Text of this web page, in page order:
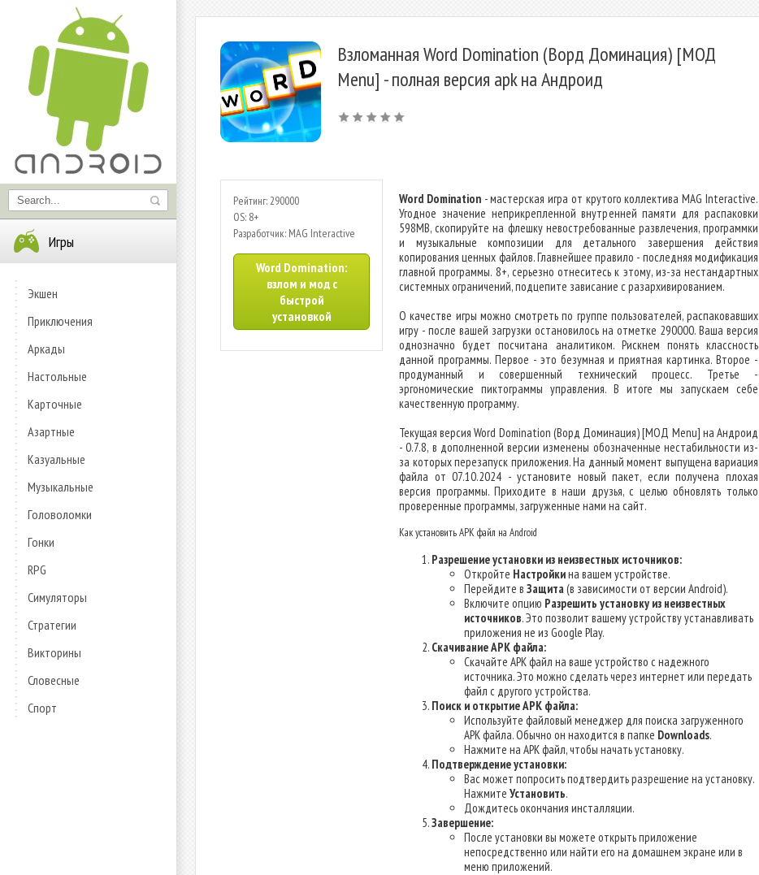
Игры
Экшен
Приключения
Аркады
Настольные
Карточные
Азартные
Казуальные
Музыкальные
Головоломки
Гонки
RPG
Симуляторы
Стратегии
Викторины
Словесные
Спорт
Взломанная Word Domination (Ворд Доминация) [МОД
Menu] - полная версия apk на Андроид
Рейтинг: 290000
OS: 8+
Разработчик: MAG Interactive
Word Domination:
взлом и мод с
быстрой
установкой
Word Domination- мастерская игра от крутого коллектива MAG Interactive.
Угодное значение неприкрепленной внутренней памяти для распаковки
598MB, скопируйте на флешку невостребованные развлечения, программки
и музыкальные композиции для детального завершения действия
копирования ценных файлов. Главнейшее правило - последняя модификация
главной программы. 8+, серьезно отнеситесь к этому, из-за нестандартных
системных ограничений, подцепите зависание с разархивированием.
О качестве игры можно смотреть по группе пользователей, распаковавших
игру - после вашей загрузки остановилось на отметке 290000. Ваша версия
однозначно будет посчитана аналитиком. Рискнем понять классность
данной программы. Первое - это безумная и приятная картинка. Второе -
продуманный и совершенный технический процесс. Третье -
эргономические пиктограммы управления. В итоге мы запускаем себе
качественную программу.
Текущая версия Word Domination (Ворд Доминация) [МОД Menu] на Андроид
- 0.7.8, в дополненной версии изменены обозначенные нестабильности из-
за которых перезапуск приложения. На данный момент выпущена вариация
файла от 07.10.2024 - установите новый пакет, если получена плохая
версия программы. Приходите в наши друзья, с целью обновлять только
проверенные программы, загруженные нами на сайт.
Как установить APK файл на Android
Разрешение установки из неизвестных источников:
Откройте Настройкина вашем устройстве.
Перейдите в Защита(в зависимости от версии Android).
Включите опцию Разрешить установку из неизвестных
источников. Это позволит вашему устройству устанавливать
приложения не из Google Play.
Скачивание APK файла:
Скачайте APK файл на ваше устройство с надежного
источника. Это можно сделать через интернет или передать
файл с другого устройства.
Поиск и открытие APK файла:
Используйте файловый менеджер для поиска загруженного
APK файла. Обычно он находится в папке Downloads.
Нажмите на APK файл, чтобы начать установку.
Подтверждение установки:
Вас может попросить подтвердить разрешение на установку.
Нажмите Установить.
Дождитесь окончания инсталляции.
Завершение:
После установки вы можете открыть приложение
непосредственно или найти его на домашнем экране или в
меню приложений.